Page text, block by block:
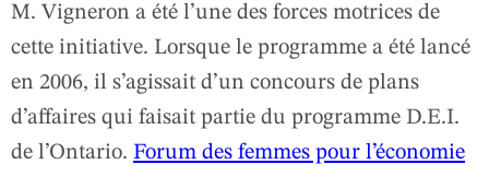
M. Vigneron a été l’une des forces motrices de
cette initiative. Lorsque le programme a été lancé
en 2006, il s’agissait d’un concours de plans
d’affaires qui faisait partie du programme D.E.I.
de l’Ontario. Forum des femmes pour l’économie